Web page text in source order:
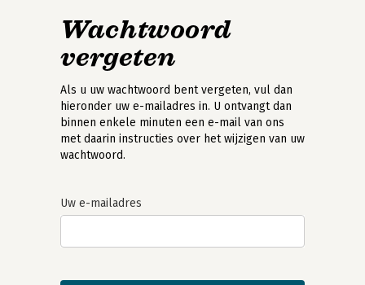
Wachtwoord
vergeten
Als u uw wachtwoord bent vergeten, vul dan
hieronder uw e-mailadres in. U ontvangt dan
binnen enkele minuten een e-mail van ons
met daarin instructies over het wijzigen van uw
wachtwoord.
Uw e-mailadres